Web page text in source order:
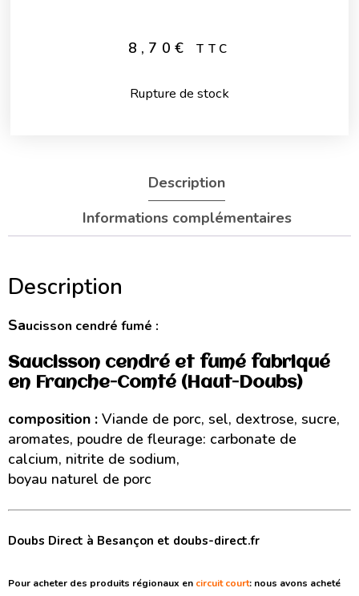
8,70€ TTC
Rupture de stock
Description
Informations complémentaires
Description
Saucisson cendré fumé :
Saucisson cendré et fumé fabriqué
en Franche-Comté (Haut-Doubs)
composition : Viande de porc, sel, dextrose, sucre,
aromates, poudre de fleurage: carbonate de
calcium, nitrite de sodium,
boyau naturel de porc
Doubs Direct à Besançon et doubs-direct.fr
Pour acheter des produits régionaux en circuit court: nous avons acheté